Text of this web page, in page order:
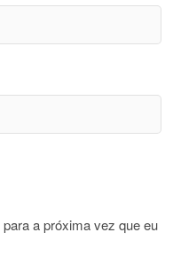
a próxima vez que eu